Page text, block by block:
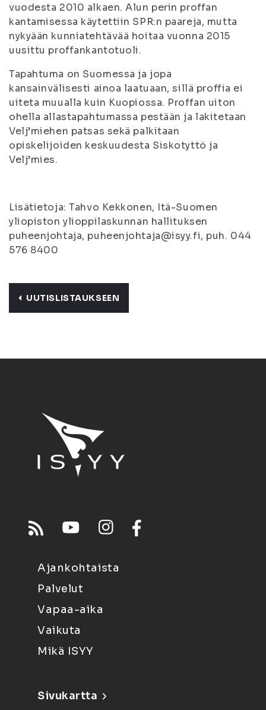
vuodesta 2010 alkaen. Alun perin proffan
kantamisessa käytettiin SPR:n paareja, mutta
nykyään kunniatehtävää hoitaa vuonna 2015
uusittu proffankantotuoli.
Tapahtuma on Suomessa ja jopa
kansainvälisesti ainoa laatuaan, sillä proffia ei
uiteta muualla kuin Kuopiossa. Proffan uiton
ohella allastapahtumassa pestään ja lakitetaan
Velj’miehen patsas sekä palkitaan
opiskelijoiden keskuudesta Siskotyttö ja
Velj’mies.
Lisätietoja: Tahvo Kekkonen, Itä-Suomen
yliopiston ylioppilaskunnan hallituksen
puheenjohtaja, puheenjohtaja@isyy.fi, puh. 044
576 8400
UUTISLISTAUKSEEN
Ajankohtaista
Palvelut
Vapaa-aika
Vaikuta
Mikä ISYY
Sivukartta